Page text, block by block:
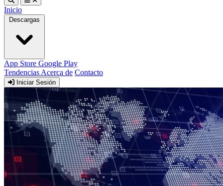
Inicio
Descargas
App Store Google Play
Tendencias Acerca de Contacto
Iniciar Sesión